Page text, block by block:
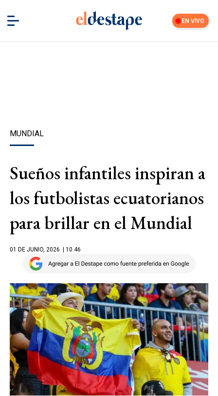
EN VIVO
MUNDIAL
Sueños infantiles inspiran a
los futbolistas ecuatorianos
para brillar en el Mundial
01 DE JUNIO, 2026 | 10.46